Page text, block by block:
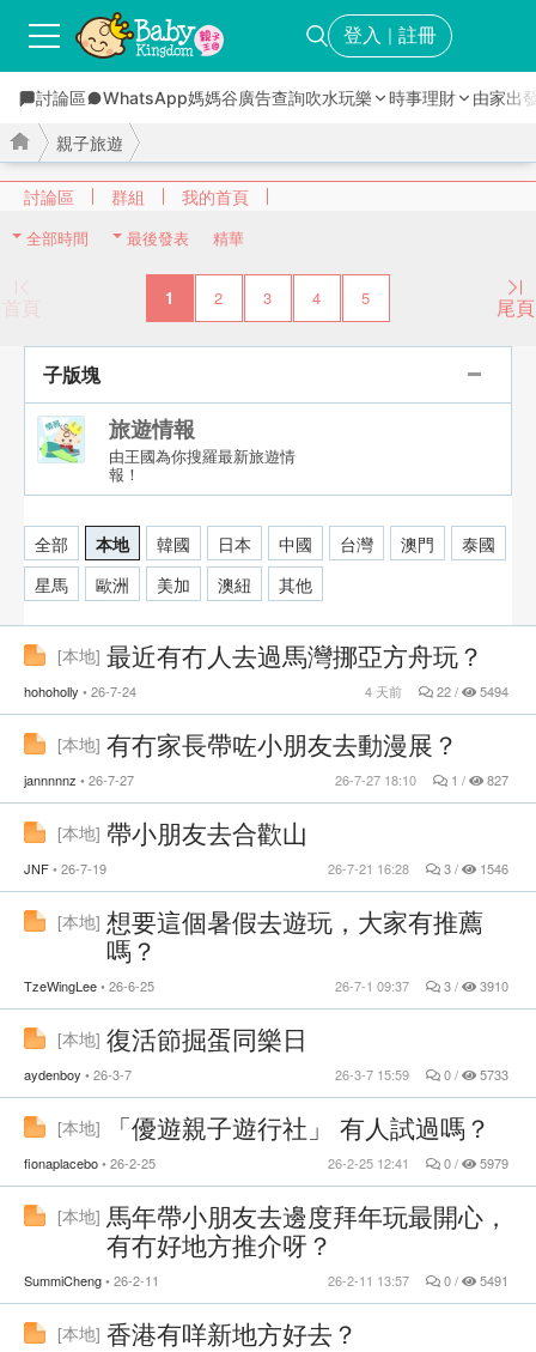
登入 ｜ 註冊
討論區 WhatsApp媽媽谷廣告查詢吹水玩樂 時事理財 由家出
討論區 群組 我的首頁
親子旅遊
全部時間 最後發表 精華
首頁 1 2 3 4 5 尾頁
子版塊
旅遊情報
由王國為你搜羅最新旅遊情
報！
全部 本地 韓國 日本 中國 台灣 澳門
泰國
星馬
歐洲 美加 澳紐 其他
[本地] 最近有冇人去過馬灣挪亞方舟玩？
hohoholly 26-7-24 22 / 5494
4 天前
[本地] 有冇家長帶咗小朋友去動漫展？
jannnnnz 26-7-27 1 / 827
26-7-27 18:10
[本地] 帶小朋友去合歡山
JNF 26-7-19 3 / 1546
26-7-21 16:28
[本地] 想要這個暑假去遊玩，大家有推薦
嗎？
TzeWingLee 26-6-25 3 / 3910
26-7-1 09:37
[本地] 復活節掘蛋同樂日
aydenboy 26-3-7 0 / 5733
26-3-7 15:59
[本地] 「優遊親子遊行社」 有人試過嗎？
fionaplacebo 26-2-25 0 / 5979
26-2-25 12:41
[本地] 馬年帶小朋友去邊度拜年玩最開心，
有冇好地方推介呀？
SummiCheng 26-2-11 0 / 5491
26-2-11 13:57
[本地] 香港有咩新地方好去？